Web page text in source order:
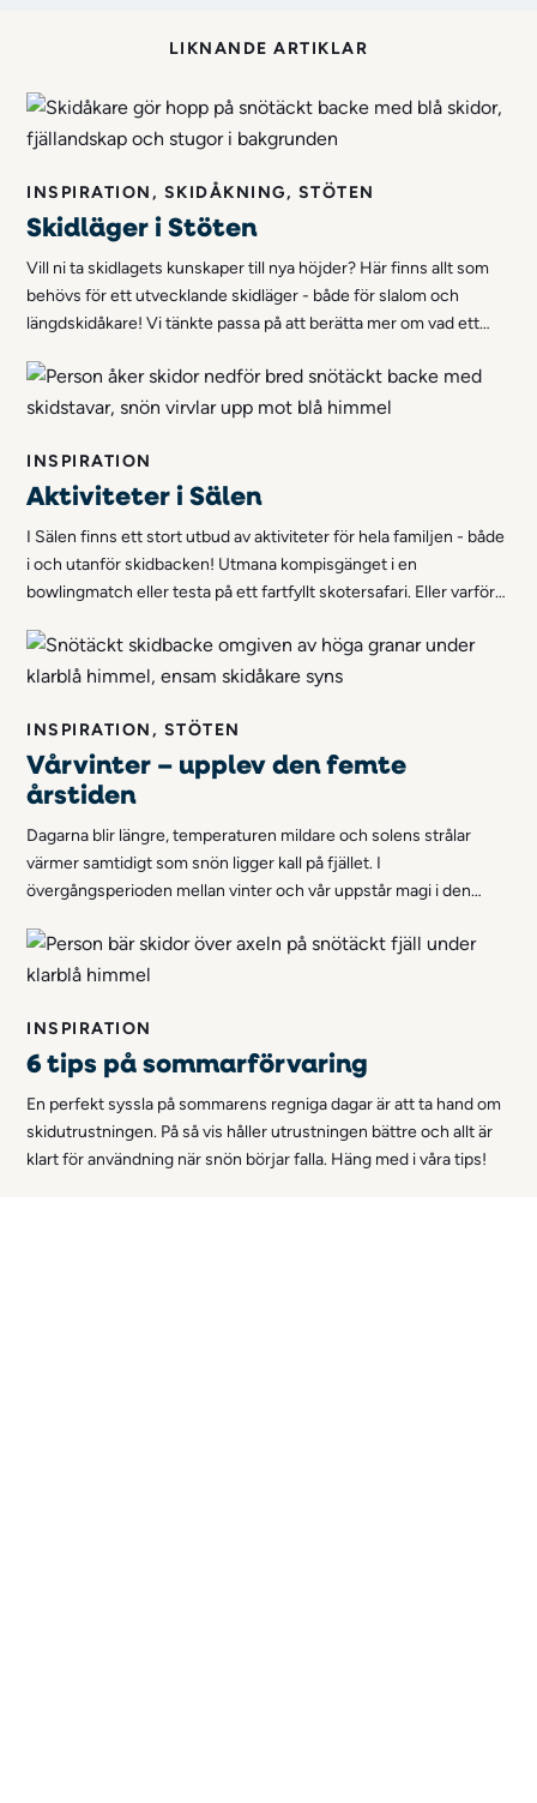
LIKNANDE ARTIKLAR
INSPIRATION, SKIDÅKNING, STÖTEN
Skidläger i Stöten
Vill ni ta skidlagets kunskaper till nya höjder? Här finns allt som
behövs för ett utvecklande skidläger - både för slalom och
längdskidåkare! Vi tänkte passa på att berätta mer om vad ett
INSPIRATION
Aktiviteter i Sälen
I Sälen finns ett stort utbud av aktiviteter för hela familjen - både
i och utanför skidbacken! Utmana kompisgänget i en
bowlingmatch eller testa på ett fartfyllt skotersafari. Eller varför
hundspann? I Stöten finns något för alla!
INSPIRATION, STÖTEN
Vårvinter – upplev den femte
årstiden
Dagarna blir längre, temperaturen mildare och solens strålar
värmer samtidigt som snön ligger kall på fjället. I
övergångsperioden mellan vinter och vår uppstår magi i den
INSPIRATION
6 tips på sommarförvaring
En perfekt syssla på sommarens regniga dagar är att ta hand om
skidutrustningen. På så vis håller utrustningen bättre och allt är
klart för användning när snön börjar falla. Häng med i våra tips!